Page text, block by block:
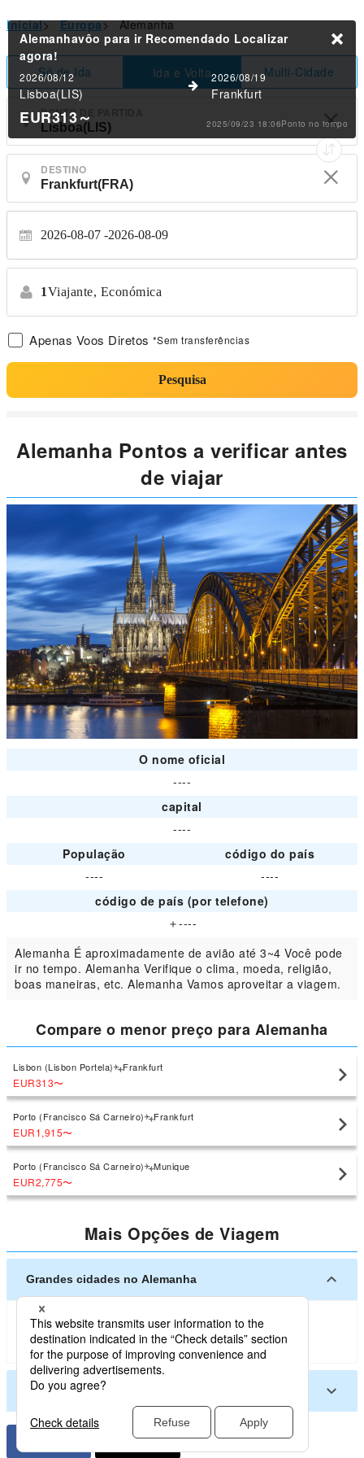
Inicial> Europa> Alemanha
Só de Ida Ida e Volta Multi-Cidade
PONTO DE PARTIDA
DESTINO
2026-08-07 2026-08-09
1Viajante, Económica
Apenas Voos Diretos *Sem transferências
Pesquisa
Alemanhavôo para ir Recomendado Localizar
agora!
2026/08/12
Lisboa(LIS)
2026/08/19
Frankfurt
EUR313～ 2025/09/23 18:06Ponto no tempo
Alemanha Pontos a verificar antes
de viajar
O nome oficial
----
capital
----
População
código do país
----
----
código de país (por telefone)
＋----
Alemanha É aproximadamente de avião até 3~4 Você pode
ir no tempo. Alemanha Verifique o clima, moeda, religião,
boas maneiras, etc. Alemanha Vamos aproveitar a viagem.
Compare o menor preço para Alemanha
Lisbon (Lisbon Portela) Frankfurt
EUR313〜
Porto (Francisco Sá Carneiro) Frankfurt
EUR1,915〜
Porto (Francisco Sá Carneiro) Munique
EUR2,775〜
Mais Opções de Viagem
Grandes cidades no Alemanha
BerlimFrankfurtMuniqueDusseldorfHamburgo
StuttgartNuremberg
Outras cidades no Alemanha
Augsburg (Germany)Bremen (Germany)Erfurt
DresdaColôniaHanoverDortmundFriedrichshafen